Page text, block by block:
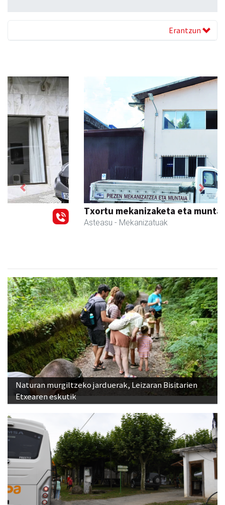
Erantzun
Txortu mekanizaketa eta muntaketa
- Mekanizatuak
Previous Next
Naturan murgiltzeko jarduerak, Leizaran Bisitarien
Etxearen eskutik